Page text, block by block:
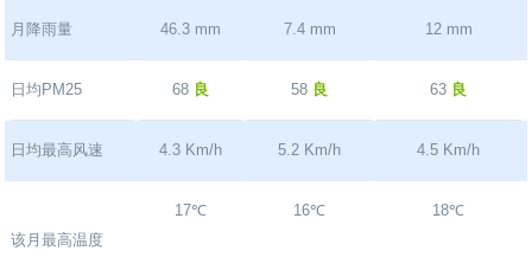
月降雨量 46.3 mm 7.4 mm 12 mm
日均PM25 68 良 58 良 63 良
日均最高风速 4.3 Km/h 5.2 Km/h 4.5 Km/h
该月最高温度
17℃ 16℃ 18℃